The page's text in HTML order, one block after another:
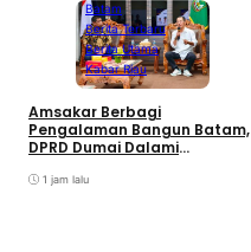
Batam
Berita Terbaru
Berita Utama
Kabar Riau
Amsakar Berbagi
Pengalaman Bangun Batam,
DPRD Dumai Dalami
1 jam lalu